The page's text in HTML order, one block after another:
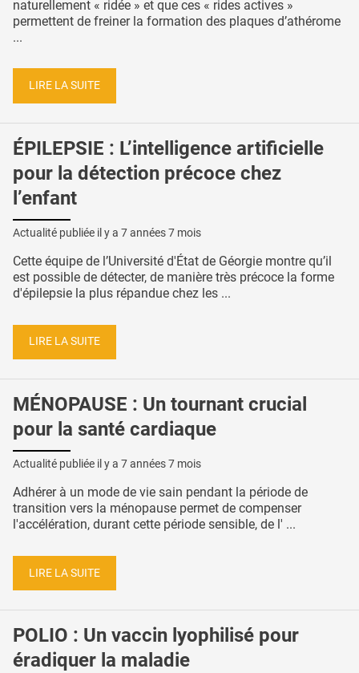
naturellement « ridée » et que ces « rides actives »
permettent de freiner la formation des plaques d’athérome
...
LIRE LA SUITE
ÉPILEPSIE : L’intelligence artificielle
pour la détection précoce chez
l’enfant
Actualité publiée il y a 7 années 7 mois
Cette équipe de l’Université d'État de Géorgie montre qu’il
est possible de détecter, de manière très précoce la forme
d'épilepsie la plus répandue chez les ...
LIRE LA SUITE
MÉNOPAUSE : Un tournant crucial
pour la santé cardiaque
Actualité publiée il y a 7 années 7 mois
Adhérer à un mode de vie sain pendant la période de
transition vers la ménopause permet de compenser
l'accélération, durant cette période sensible, de l' ...
LIRE LA SUITE
POLIO : Un vaccin lyophilisé pour
éradiquer la maladie